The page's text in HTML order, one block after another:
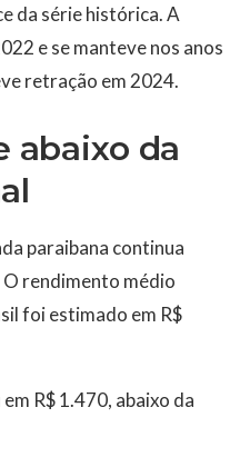
da série histórica. A
e se manteve nos anos
retração em 2024.
abaixo da
paraibana continua
rendimento médio
foi estimado em R$
R$ 1.470, abaixo da